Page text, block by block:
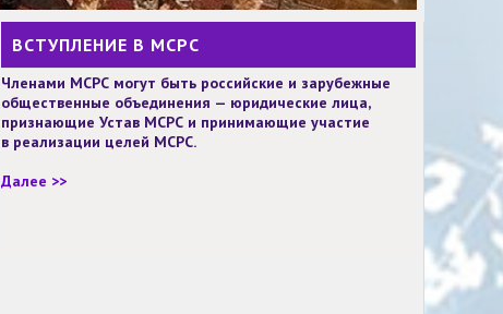
ВСТУПЛЕНИЕ В МСРС
Членами МСРС могут быть российские и зарубежные
общественные объединения — юридические лица,
признающие Устав МСРС и принимающие участие
в реализации целей МСРС.
Далее >>